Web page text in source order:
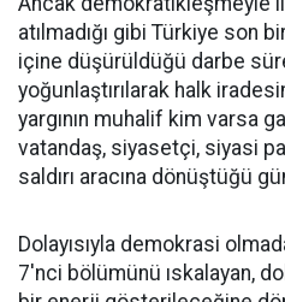
atılmadığı gibi Türkiye son
içine düşürüldüğü darbe
yoğunlaştırılarak halk
yargının muhalif kim varsa
vatandaş, siyasetçi, siyasi
saldırı aracına dönüştüğü
Dolayısıyla demokrasi
7'nci bölümünü ıskalayan,